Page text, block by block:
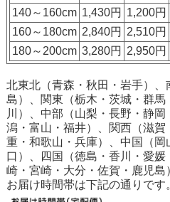
140～160cm 1,430円 1,200円
160～180cm 2,840円 2,510円
180～200cm 3,280円 2,950円
北東北（青森・秋田・岩手）
島）、関東（栃木・茨城・群
川）、中部（山梨・長野・静
潟・富山・福井）、関西（滋
重・和歌山・兵庫）、中国（
口）、四国（徳島・香川・愛
崎・宮崎・大分・佐賀・鹿児島
お届け時間帯は下記の通りです